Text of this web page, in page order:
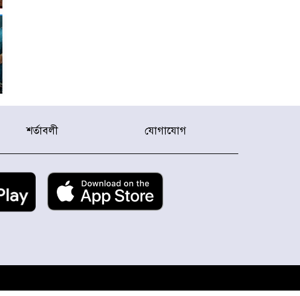
শর্তাবলী যোগাযোগ